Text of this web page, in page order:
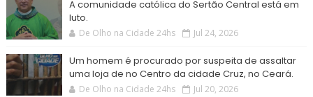
A comunidade católica do Sertão Central está em
luto.
De Olho na Cidade 24hs Jul 24, 2026
Um homem é procurado por suspeita de assaltar
uma loja de no Centro da cidade Cruz, no Ceará.
De Olho na Cidade 24hs Jul 20, 2026